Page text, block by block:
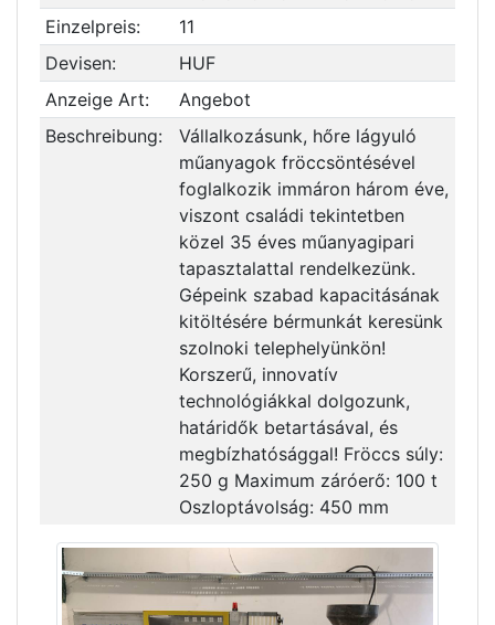
Einzelpreis:
11
Devisen:
HUF
Anzeige Art:
Angebot
Beschreibung:
Vállalkozásunk, hőre lágyuló
műanyagok fröccsöntésével
foglalkozik immáron három éve,
viszont családi tekintetben
közel 35 éves műanyagipari
tapasztalattal rendelkezünk.
Gépeink szabad kapacitásának
kitöltésére bérmunkát keresünk
szolnoki telephelyünkön!
Korszerű, innovatív
technológiákkal dolgozunk,
határidők betartásával, és
megbízhatósággal! Fröccs súly:
250 g Maximum záróerő: 100 t
Oszloptávolság: 450 mm